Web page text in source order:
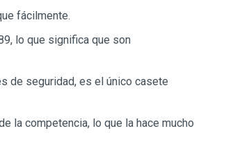
fácilmente.
lo que significa que son
de seguridad, es el único casete
la competencia, lo que la hace mucho